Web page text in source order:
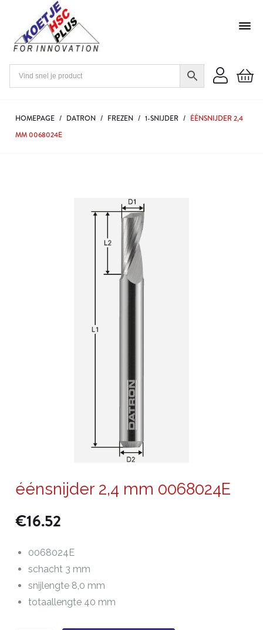
HOMEPAGE / DATRON / FREZEN / 1-SNIJDER / ÉÉNSNIJDER 2,4
MM 0068024E
éénsnijder 2,4 mm 0068024E
€16.52
0068024E
schacht 3 mm
snijlengte 8,0 mm
totaallengte 40 mm